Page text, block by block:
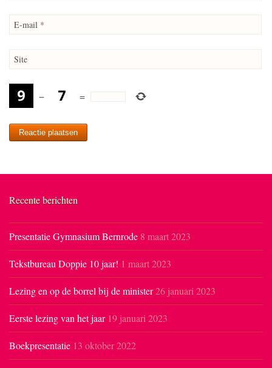
E-mail *
Site
− =
Recente berichten
Presentatie Gymnasium Bernrode 8 maart 2023
Tekstbureau Doppie 10 jaar! 1 maart 2023
Lezing en op de borrel bij de minister26 januari 2023
Eerste lezing van het jaar 19 januari 2023
Boekpresentatie 13 oktober 2022